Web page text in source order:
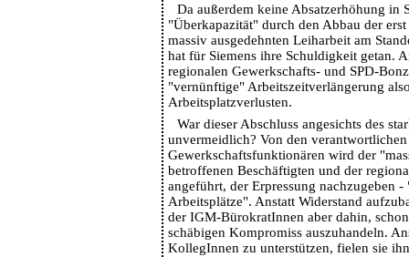
Da außerdem keine Absatzerhöhung in
"Überkapazität" durch den Abbau der
massiv ausgedehnten Leiharbeit am
hat für Siemens ihre Schuldigkeit getan.
regionalen Gewerkschafts- und SPD-
"vernünftige" Arbeitszeitverlängerung
Arbeitsplatzverlusten.
War dieser Abschluss angesichts des
unvermeidlich? Von den
Gewerkschaftsfunktionären wird der
betroffenen Beschäftigten und der
angeführt, der Erpressung nachzugeben
Arbeitsplätze". Anstatt Widerstand
der IGM-BürokratInnen aber dahin,
schäbigen Kompromiss auszuhandeln.
KollegInnen zu unterstützen, fielen sie